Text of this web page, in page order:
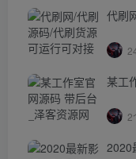
代刷
某工
2
2020